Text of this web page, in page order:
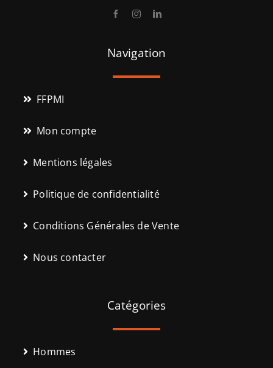
Navigation
FFPMI
Mon compte
Mentions légales
Politique de confidentialité
Conditions Générales de Vente
Nous contacter
Catégories
Hommes